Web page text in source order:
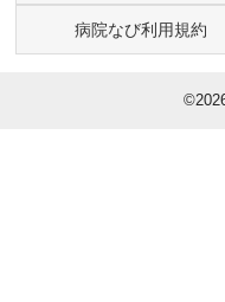
病院なび利用規約